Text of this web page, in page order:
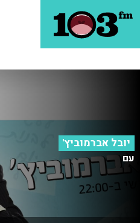
יובל אברמוביץ'
עם